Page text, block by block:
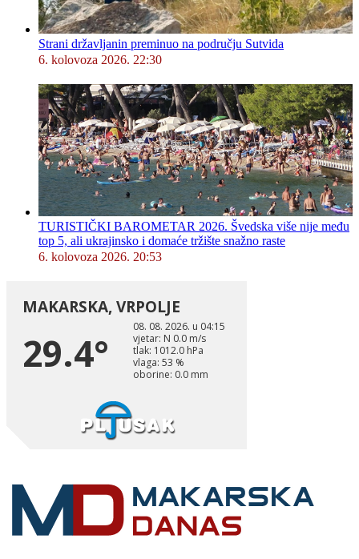
Strani državljanin preminuo na području Sutvida
6. kolovoza 2026. 22:30
TURISTIČKI BAROMETAR 2026. Švedska više nije među
top 5, ali ukrajinsko i domaće tržište snažno raste
6. kolovoza 2026. 20:53